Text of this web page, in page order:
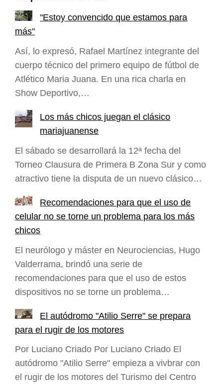
"Estoy convencido que estamos para
más"
Así, lo expresó, Rafael Martínez integrante del
cuerpo técnico del primero equipo de fútbol de
Atlético Maria Juana. En una rica charla en
Show Deportivo,…
Los más chicos juegan el clásico
mariajuanense
El sábado se desarrollará la 12ª fecha del
Torneo Clausura de Primera B Zona Sur y como
atractivo tiene la disputa de un nuevo clásico…
Recomendaciones para que el uso de
celular no se torne un problema para los más
chicos
El neurólogo y máster en Neurociencias, Hugo
Valderrama, brindó una serie de
recomendaciones para que el uso de estos
dispositivos no se torne un problema…
El autódromo "Atilio Serre" se prepara
para el rugir de los motores
Por Luciano Criado Por Luciano Criado El
autódromo "Atilio Serre" empieza a vivbrar con
el rugir de los motores del Turismo del Centro